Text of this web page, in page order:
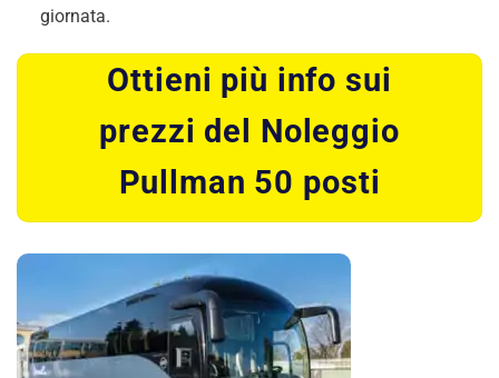
giornata.
Ottieni più info sui
prezzi del Noleggio
Pullman 50 posti